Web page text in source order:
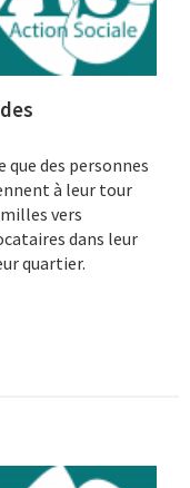
des personnes
à leur tour
vers
dans leur
quartier.